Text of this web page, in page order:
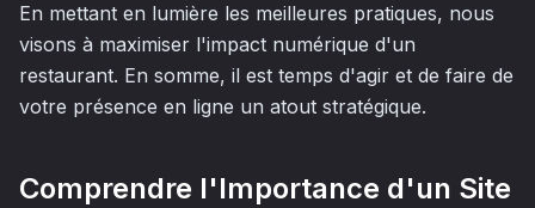
En mettant en lumière les meilleures pratiques, nous
visons à maximiser l'impact numérique d'un
restaurant. En somme, il est temps d'agir et de faire de
votre présence en ligne un atout stratégique.
Comprendre l'Importance d'un Site